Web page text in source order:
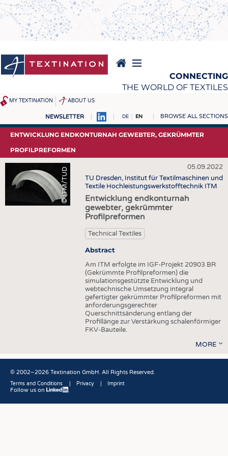
Skip
to
main
content
CONNECTING
THE WORLD OF TEXTILES
MY TEXTINATION ABOUT US
NEWSLETTER DE EN BROWSE ALL SECTIONS
NEWS
LATEST
... FRANKLY SPEAKING
REPORTS & INTERVIEWS
TEXTILE LEADERSHIP
TEXCAMPUS
RAW MATERIALS
CIRCULAR ECONOMY
JOBS
JOBS
KRÜGER PERSONAL
HEADHUNTING
ENTWICKLUNG ENDKONTURNAH GEWEBTER, GEKRÜMMTER
PROFILPREFORMEN
© ITM/TUD
05.09.2022
TU Dresden, Institut für Textilmaschinen und
Textile Hochleistungswerkstofftechnik ITM
Entwicklung endkonturnah
gewebter, gekrümmter
Profilpreformen
Technical Textiles
Abstract
Am ITM erfolgte im IGF-Projekt 20903 BR
(Gekrümmte Profilpreformen) die
simulationsgestützte Entwicklung und
webtechnische Umsetzung integral
gefertigter gekrümmter Profilpreformen mit
anforderungsgerechter
Querschnittsänderung entlang der
Profillänge zur Verstärkung schalenförmiger
FKV-Bauteile.
MORE
© 2002–2026 Textination GmbH. All Rights Reserved.
Fußbereich
Terms and Conditions Privacy Imprint
Follow us on